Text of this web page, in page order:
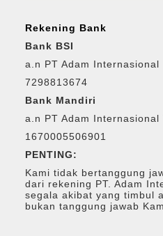
Rekening Bank
Bank BSI
a.n PT Adam Internasional
7298813674
Bank Mandiri
a.n PT Adam Internasional
1670005506901
PENTING:
Kami tidak bertanggung
dari rekening PT. Adam
segala akibat yang timbul
bukan tanggung jawab